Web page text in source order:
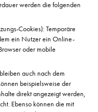
werden die folgenden
Cookies): Temporäre
ein Nutzer ein Online-
oder mobile
auch nach dem
beispielsweise der
direkt angezeigt werden,
Ebenso können die mit